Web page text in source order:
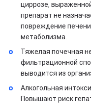
циррозе,
препарат не
повреждение
метаболизма.
Тяжелая почечная
фильтрационной
выводится из
Алкогольная
Повышают риск